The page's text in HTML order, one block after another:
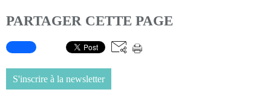
PARTAGER CETTE PAGE
S'inscrire à la newsletter